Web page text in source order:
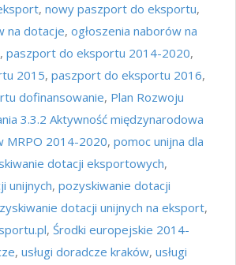
, nowy paszport do eksportu,
na dotacje, ogłoszenia naborów na
, paszport do eksportu 2014-2020,
2015, paszport do eksportu 2016,
dofinansowanie, Plan Rozwoju
3.3.2 Aktywność międzynarodowa
MRPO 2014-2020, pomoc unijna dla
dotacji eksportowych,
unijnych, pozyskiwanie dotacji
dotacji unijnych na eksport,
, Środki europejskie 2014-
, usługi doradcze kraków, usługi